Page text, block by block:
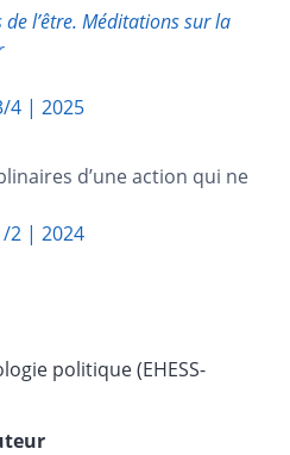
l’être. Méditations sur la
4 | 2025
d’une action qui ne
2 | 2024
politique (EHESS-